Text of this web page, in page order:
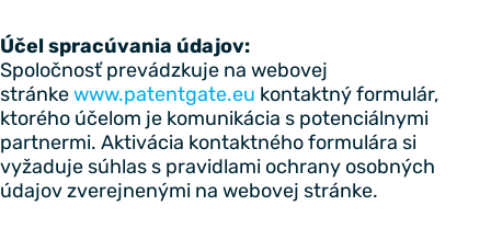
Účel spracúvania údajov:
Spoločnosť prevádzkuje na webovej
stránkewww.patentgate.eu kontaktný formulár,
ktorého účelom je komunikácia s potenciálnymi
partnermi. Aktivácia kontaktného formulára si
vyžaduje súhlas s pravidlami ochrany osobných
údajov zverejnenými na webovej stránke.